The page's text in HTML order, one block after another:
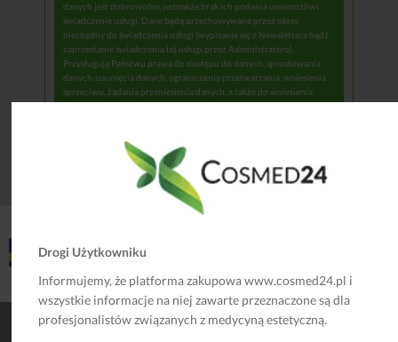
Drogi Użytkowniku
Informujemy, że platforma zakupowa www.cosmed24.pl i
wszystkie informacje na niej zawarte przeznaczone są dla
profesjonalistów związanych z medycyną estetyczną.
danych jest dobrowolne, jednakże brak ich podania uniemożliwi
świadczenie usługi. Dane będą przechowywane przez okres
niezbędny do świadczenia usługi (wypisanie się z Newslettera bądź
zaprzestanie świadczenia tej usługi przez Administratora).
Przysługują Państwu prawa do dostępu do danych, sprostowania
danych, usunięcia danych, ograniczenia przetwarzania, wniesienia
sprzeciwu, żądania przeniesienia danych, a także do wniesienia
Szczegółowe informacje dotyczące ochrony danych osobowych
Polityce Prywatności
©2018 Cosmed24 Wykonawca:Grupa Faro